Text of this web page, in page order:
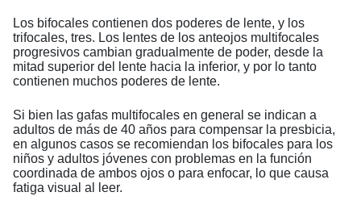
Los bifocales contienen dos poderes de lente, y los
trifocales, tres. Los lentes de los anteojos multifocales
progresivos cambian gradualmente de poder, desde la
mitad superior del lente hacia la inferior, y por lo tanto
contienen muchos poderes de lente.
Si bien las gafas multifocales en general se indican a
adultos de más de 40 años para compensar la presbicia,
en algunos casos se recomiendan los bifocales para los
niños y adultos jóvenes con problemas en la función
coordinada de ambos ojos o para enfocar, lo que causa
fatiga visual al leer.